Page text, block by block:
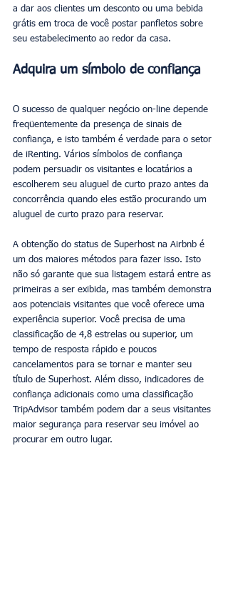
a dar aos clientes um desconto ou uma bebida
grátis em troca de você postar panfletos sobre
seu estabelecimento ao redor da casa.
Adquira um símbolo de confiança
O sucesso de qualquer negócio on-line depende
freqüentemente da presença de sinais de
confiança, e isto também é verdade para o setor
de iRenting. Vários símbolos de confiança
podem persuadir os visitantes e locatários a
escolherem seu aluguel de curto prazo antes da
concorrência quando eles estão procurando um
aluguel de curto prazo para reservar.
A obtenção do status de Superhost na Airbnb é
um dos maiores métodos para fazer isso. Isto
não só garante que sua listagem estará entre as
primeiras a ser exibida, mas também demonstra
aos potenciais visitantes que você oferece uma
experiência superior. Você precisa de uma
classificação de 4,8 estrelas ou superior, um
tempo de resposta rápido e poucos
cancelamentos para se tornar e manter seu
título de Superhost. Além disso, indicadores de
confiança adicionais como uma classificação
TripAdvisor também podem dar a seus visitantes
maior segurança para reservar seu imóvel ao
procurar em outro lugar.